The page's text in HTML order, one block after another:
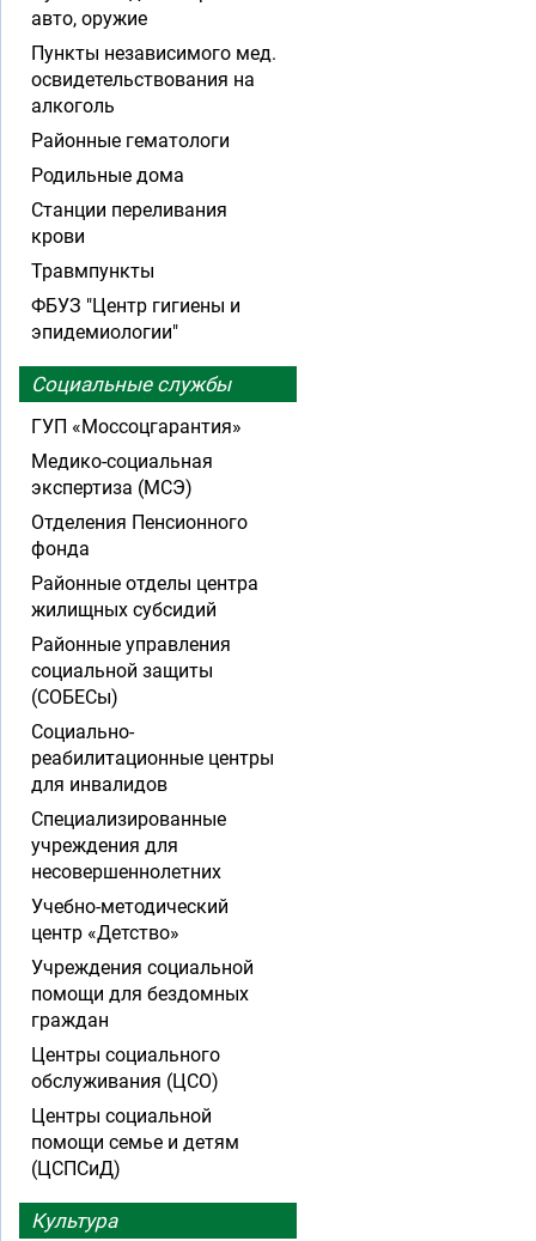
авто, оружие
Пункты независимого мед.
освидетельствования на
алкоголь
Районные гематологи
Родильные дома
Станции переливания
крови
Травмпункты
ФБУЗ "Центр гигиены и
эпидемиологии"
Социальные службы
ГУП «Моссоцгарантия»
Медико-социальная
экспертиза (МСЭ)
Отделения Пенсионного
фонда
Районные отделы центра
жилищных субсидий
Районные управления
социальной защиты
(СОБЕСы)
Социально-
реабилитационные центры
для инвалидов
Специализированные
учреждения для
несовершеннолетних
Учебно-методический
центр «Детство»
Учреждения социальной
помощи для бездомных
граждан
Центры социального
обслуживания (ЦСО)
Центры социальной
помощи семье и детям
(ЦСПСиД)
Культура